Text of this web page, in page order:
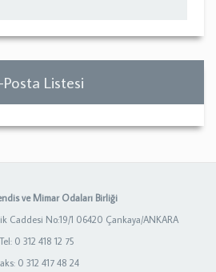
Posta Listesi
ve Mimar Odaları Birliği
Caddesi No:19/1 06420 Çankaya/ANKARA
Tel: 0 312 418 12 75
0 312 417 48 24